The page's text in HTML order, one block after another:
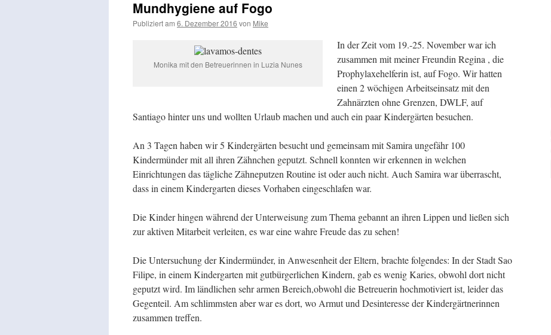
Mundhygiene auf Fogo
Publiziert am 6. Dezember 2016 von Mike
Monika mit den Betreuerinnen in Luzia Nunes
In der Zeit vom 19.-25. November war ich
zusammen mit meiner Freundin Regina , die
Prophylaxehelferin ist, auf Fogo. Wir hatten
einen 2 wöchigen Arbeitseinsatz mit den
Zahnärzten ohne Grenzen, DWLF, auf
Santiago hinter uns und wollten Urlaub machen und auch ein paar Kindergärten besuchen.
An 3 Tagen haben wir 5 Kindergärten besucht und gemeinsam mit Samira ungefähr 100
Kindermünder mit all ihren Zähnchen geputzt. Schnell konnten wir erkennen in welchen
Einrichtungen das tägliche Zähneputzen Routine ist oder auch nicht. Auch Samira war überrascht,
dass in einem Kindergarten dieses Vorhaben eingeschlafen war.
Die Kinder hingen während der Unterweisung zum Thema gebannt an ihren Lippen und ließen sich
zur aktiven Mitarbeit verleiten, es war eine wahre Freude das zu sehen!
Die Untersuchung der Kindermünder, in Anwesenheit der Eltern, brachte folgendes: In der Stadt Sao
Filipe, in einem Kindergarten mit gutbürgerlichen Kindern, gab es wenig Karies, obwohl dort nicht
geputzt wird. Im ländlichen sehr armen Bereich,obwohl die Betreuerin hochmotiviert ist, leider das
Gegenteil. Am schlimmsten aber war es dort, wo Armut und Desinteresse der Kindergärtnerinnen
zusammen treffen.